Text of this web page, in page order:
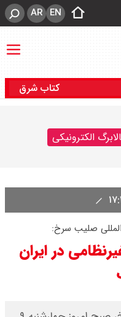
EN
AR
کتاب شرق
الکترونیکی
صلیب سرخ:
غیرنظامی در ایران